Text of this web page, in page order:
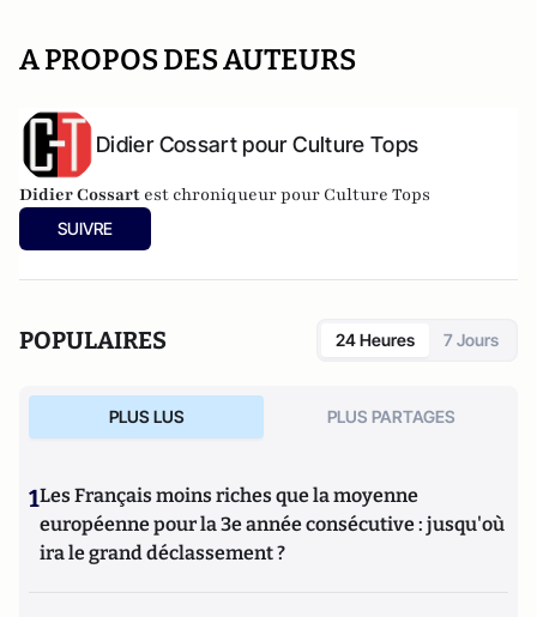
A PROPOS DES AUTEURS
Didier Cossart pour Culture Tops
Didier Cossart est chroniqueur pour Culture Tops
SUIVRE
POPULAIRES 24 Heures 7 Jours
PLUS LUS PLUS PARTAGES
1Les Français moins riches que la moyenne
européenne pour la 3e année consécutive : jusqu'où
ira le grand déclassement ?